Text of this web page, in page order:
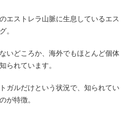
エストレラ山脈に生息しているエス
。
いどころか、海外でもほとんど個体
られています。
ガルだけという状況で、知られてい
が特徴。